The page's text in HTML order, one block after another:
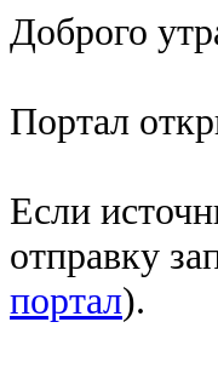
Доброго
Портал
Если
отправку
портал).